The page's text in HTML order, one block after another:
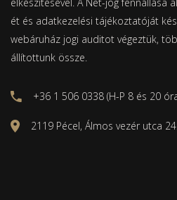
ét és adatkezelési tájékoztatóját
webáruház jogi auditot végeztük,
állítottunk össze.
+36 1 506 0338 (H-P 8 és 20
2119 Pécel, Álmos vezér utca 24.